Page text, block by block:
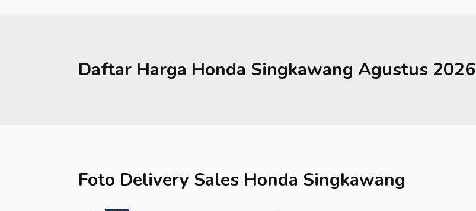
Daftar Harga Honda Singkawang Agustus 2026
Foto Delivery Sales Honda Singkawang